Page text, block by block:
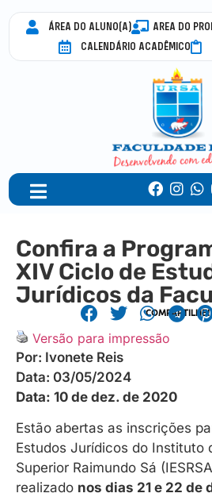
ÁREA DO ALUNO(A) AREA DO
CALENDÁRIO ACADÊMICO
Confira a
XIV Ciclo de
Jurídicos da
COMPARTILHE!
Versão para impressão
Por: Ivonete Reis
Data: 03/05/2024
Data: 10 de dez. de 2020
Estão abertas as inscrições
Estudos Jurídicos do Instituto
Superior Raimundo Sá
realizado nos dias 21 e 22 de